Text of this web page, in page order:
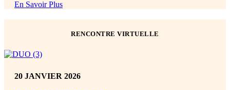
En Savoir Plus
RENCONTRE VIRTUELLE
20 JANVIER 2026